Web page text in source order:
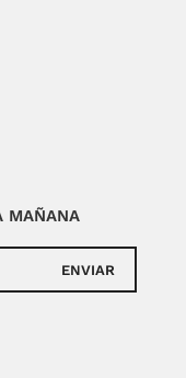
MAÑANA
ENVIAR